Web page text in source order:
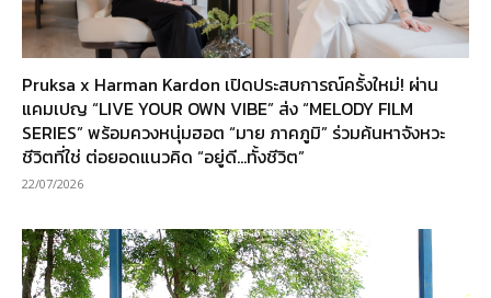
Pruksa x Harman Kardon เปิดประสบการณ์ครั้งใหม่! ผ่าน
แคมเปญ “LIVE YOUR OWN VIBE” ส่ง “MELODY FILM
SERIES” พร้อมควงหนุ่มฮอต “มาย ภาคภูมิ” ร่วมค้นหาจังหวะ
ชีวิตที่ใช่ ต่อยอดแนวคิด “อยู่ดี…ทั้งชีวิต”
22/07/2026